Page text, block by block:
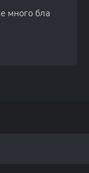
много бла